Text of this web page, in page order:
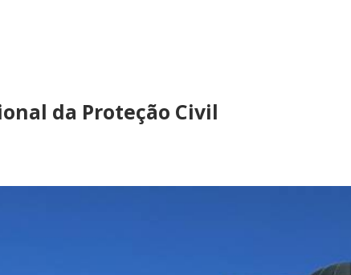
da Proteção Civil